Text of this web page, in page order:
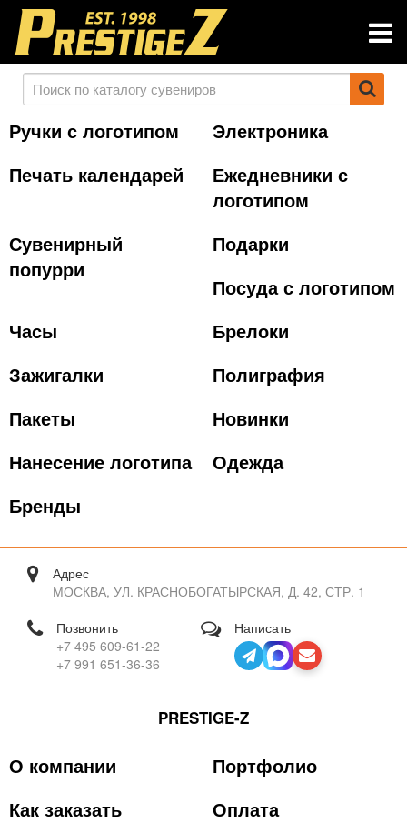
Ручки с логотипом
Электроника
Печать календарей
Ежедневники с
логотипом
Сувенирный
попурри
Подарки
Посуда с логотипом
Часы
Брелоки
Зажигалки
Полиграфия
Пакеты
Новинки
Нанесение логотипа
Одежда
Бренды
Адрес
МОСКВА, УЛ. КРАСНОБОГАТЫРСКАЯ, Д. 42, СТР. 1
Позвонить
+7 495 609-61-22
+7 991 651-36-36
Написать
PRESTIGE-Z
О компании
Портфолио
Как заказать
Оплата